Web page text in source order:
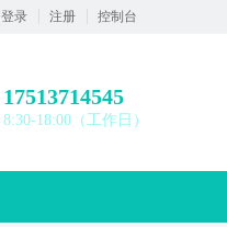
登录 注册 控制台
17513714545
8:30-18:00（工作日）